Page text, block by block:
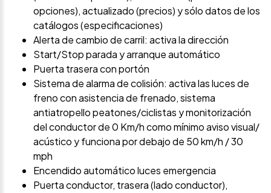
opciones), actualizado (precios) y sólo datos de los
catálogos (especificaciones)
Alerta de cambio de carril: activa la dirección
Start/Stop parada y arranque automático
Puerta trasera con portón
Sistema de alarma de colisión: activa las luces de
freno con asistencia de frenado, sistema
antiatropello peatones/ciclistas y monitorización
del conductor de 0 Km/h como mínimo aviso visual/
acústico y funciona por debajo de 50 km/h / 30
mph
Encendido automático luces emergencia
Puerta conductor, trasera (lado conductor),